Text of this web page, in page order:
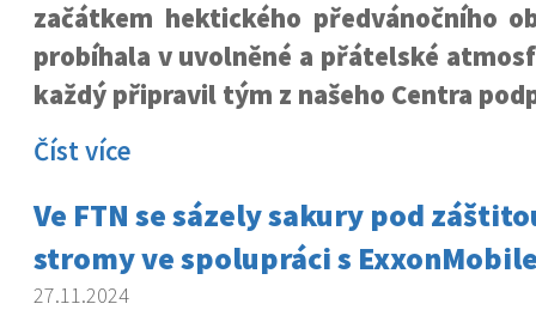
začátkem hektického předvánočního
probíhala v uvolněné a přátelské
každý připravil tým z našeho Centra
Číst více
Ve FTN se sázely sakury pod
stromy ve spolupráci s
27.11.2024